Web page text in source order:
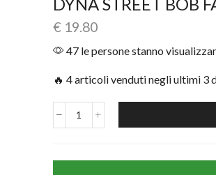
€ 19.80
47 le persone stanno
🔥 4 articoli venduti negli ultimi 3